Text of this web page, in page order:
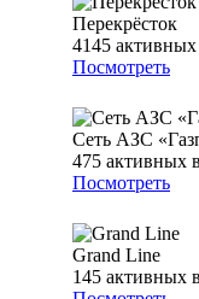
Перекрёсток
4145 активных
Посмотреть
Сеть АЗС
475 активных
Посмотреть
Grand Line
145 активных